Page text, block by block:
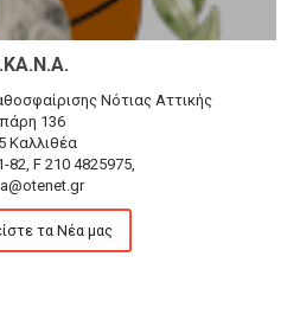
Νότιας Αττικής
136
Καλλιθέα
82, F 210 4825975,
τα Νέα μας